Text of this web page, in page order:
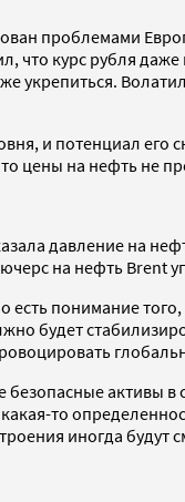
проблемами
что курс рубля
укрепиться.
и потенциал
цены на нефть не
давление на
на нефть Brent
есть понимание
будет
активы
то
иногда будут